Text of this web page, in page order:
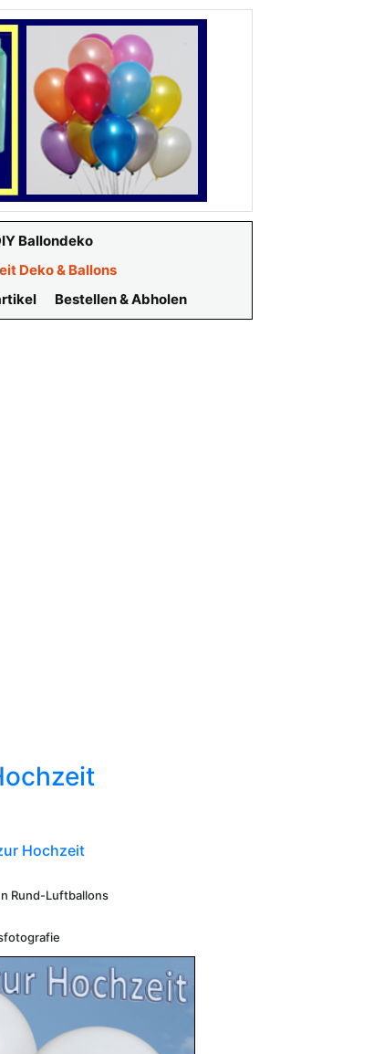
Ballondeko
Deko & Ballons
Bestellen & Abholen
Hochzeit
Rund-Luftballons